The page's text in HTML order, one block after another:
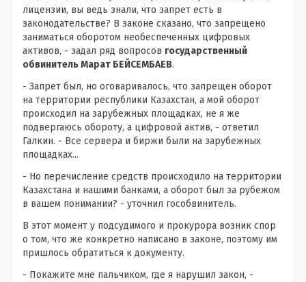
лицензии, вы ведь знали, что запрет есть в
законодательстве? В законе сказано, что запрещено
заниматься оборотом необеспеченных цифровых
активов, - задал ряд вопросов государственный
обвинитель Марат БЕЙСЕМБАЕВ.
- Запрет был, но оговаривалось, что запрещен оборот
на территории республики Казахстан, а мой оборот
происходил на зарубежных площадках, не я же
подвергаюсь обороту, а цифровой актив, - ответил
Галкин. - Все сервера и биржи были на зарубежных
площадках...
- Но перечисление средств происходило на территории
Казахстана и нашими банками, а оборот был за рубежом
в вашем понимании? - уточнил гособвинитель.
В этот момент у подсудимого и прокурора возник спор
о том, что же конкретно написано в законе, поэтому им
пришлось обратиться к документу.
- Покажите мне пальчиком, где я нарушил закон, -